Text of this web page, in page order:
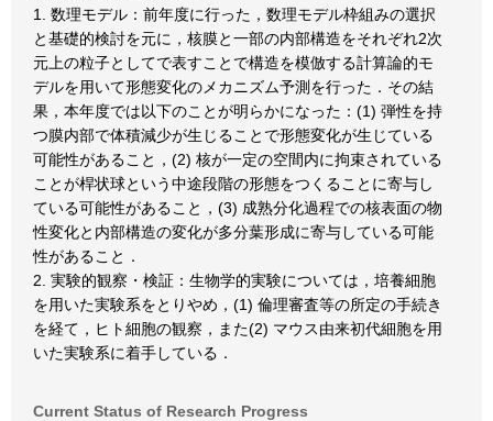
1. 数理モデル：前年度に行った，数理モデル枠組みの選択
と基礎的検討を元に，核膜と一部の内部構造をそれぞれ2次
元上の粒子としてで表すことで構造を模倣する計算論的モ
デルを用いて形態変化のメカニズム予測を行った．その結
果，本年度では以下のことが明らかになった：(1) 弾性を持
つ膜内部で体積減少が生じることで形態変化が生じている
可能性があること，(2) 核が一定の空間内に拘束されている
ことが桿状球という中途段階の形態をつくることに寄与し
ている可能性があること，(3) 成熟分化過程での核表面の物
性変化と内部構造の変化が多分葉形成に寄与している可能
性があること．
2. 実験的観察・検証：生物学的実験については，培養細胞
を用いた実験系をとりやめ，(1) 倫理審査等の所定の手続き
を経て，ヒト細胞の観察，また(2) マウス由来初代細胞を用
いた実験系に着手している．
Current Status of Research Progress